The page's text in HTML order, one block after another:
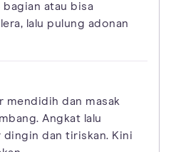
bagian atau bisa
lalu pulung adonan
mendidih dan masak
Angkat lalu
dingin dan tiriskan. Kini